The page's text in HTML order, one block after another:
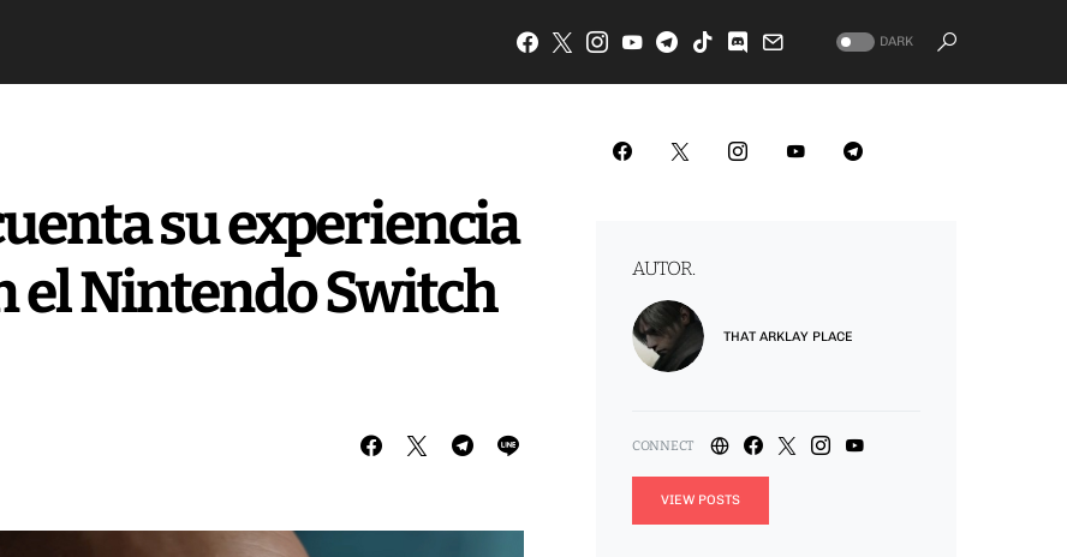
DARK
su experiencia
el Nintendo Switch
AUTOR.
THAT ARKLAY PLACE
VIEW POSTS